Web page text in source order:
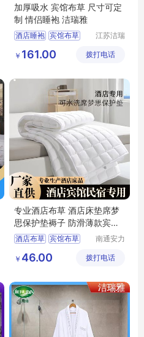
加厚吸水 宾馆布草 尺寸可定
制 情侣睡袍 洁瑞雅
酒店睡袍 宾馆布草
客房床上用品
江苏洁瑞
有限公司
￥ 161.00 拨打电话
专业酒店布草 酒店床垫席梦
思保护垫褥子 防滑薄款宾馆
民宿床护垫
酒店布草 宾馆布草
南通安力
技有限公
￥ 46.00 拨打电话